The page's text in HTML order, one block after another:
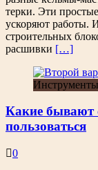
терки. Эти
ускоряют работы.
строительных
расшивки […]
Инструменты
Какие бывают
пользоваться
0